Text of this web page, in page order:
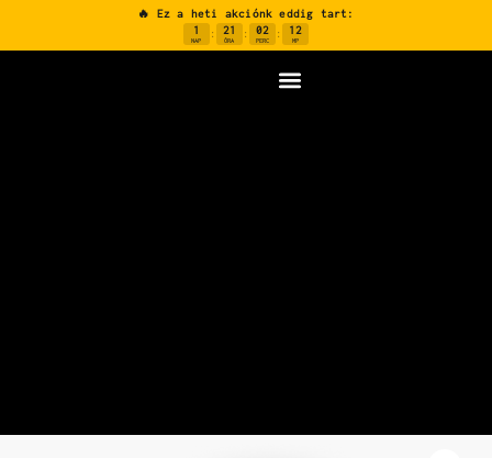
🔥 Ez a heti akciónk eddig tart:
1
NAP
: 21
ÓRA
: 02
PERC
: 12
MP